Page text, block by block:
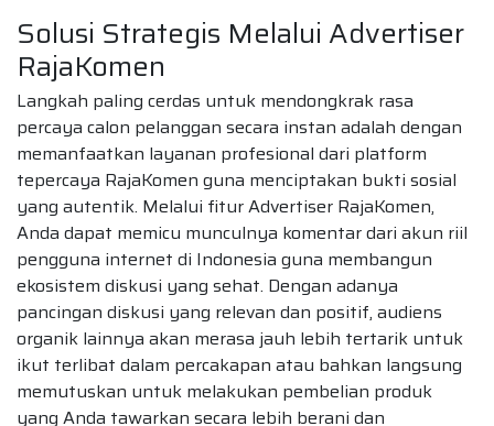
Solusi Strategis Melalui Advertiser
RajaKomen
Langkah paling cerdas untuk mendongkrak rasa
percaya calon pelanggan secara instan adalah dengan
memanfaatkan layanan profesional dari platform
tepercaya RajaKomen guna menciptakan bukti sosial
yang autentik. Melalui fitur Advertiser RajaKomen,
Anda dapat memicu munculnya komentar dari akun riil
pengguna internet di Indonesia guna membangun
ekosistem diskusi yang sehat. Dengan adanya
pancingan diskusi yang relevan dan positif, audiens
organik lainnya akan merasa jauh lebih tertarik untuk
ikut terlibat dalam percakapan atau bahkan langsung
memutuskan untuk melakukan pembelian produk
yang Anda tawarkan secara lebih berani dan